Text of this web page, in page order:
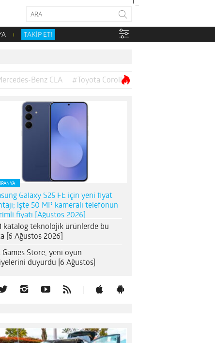
TAKİP ET!
Benz CLA #Toyota Corolla
Galaxy S25 FE için yeni fiyat
işte 50 MP kameralı telefonun
fiyatı [Ağustos 2026]
katalog teknolojik ürünlerde bu
[6 Ağustos 2026]
Games Store, yeni oyun
duyurdu [6 Ağustos]